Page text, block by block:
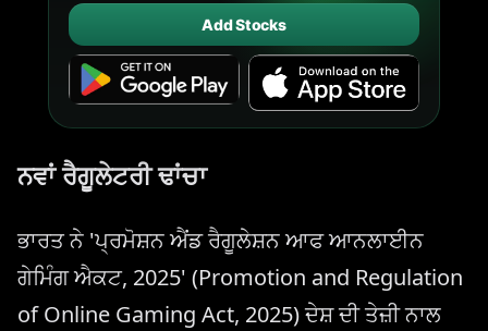
Add Stocks
ਨਵਾਂ ਰੈਗੂਲੇਟਰੀ ਢਾਂਚਾ
ਭਾਰਤ ਨੇ 'ਪ੍ਰਮੋਸ਼ਨ ਐਂਡ ਰੈਗੂਲੇਸ਼ਨ ਆਫ ਆਨਲਾਈਨ
ਗੇਮਿੰਗ ਐਕਟ, 2025' (Promotion and Regulation
of Online Gaming Act, 2025) ਦੇਸ਼ ਦੀ ਤੇਜ਼ੀ ਨਾਲ